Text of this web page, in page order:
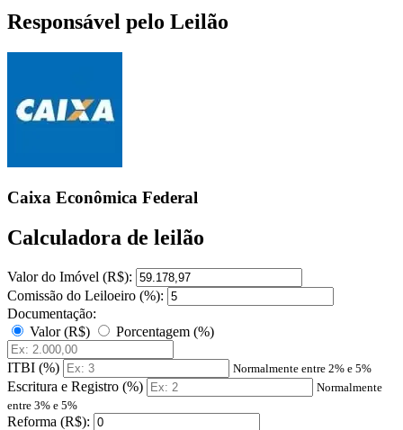
Responsável pelo Leilão
Caixa Econômica Federal
Calculadora de leilão
Valor do Imóvel (R$):
Comissão do Leiloeiro (%):
Documentação:
Valor (R$)
Porcentagem (%)
ITBI (%) Normalmente entre 2% e 5%
Escritura e Registro (%)
Normalmente
entre 3% e 5%
Reforma (R$):